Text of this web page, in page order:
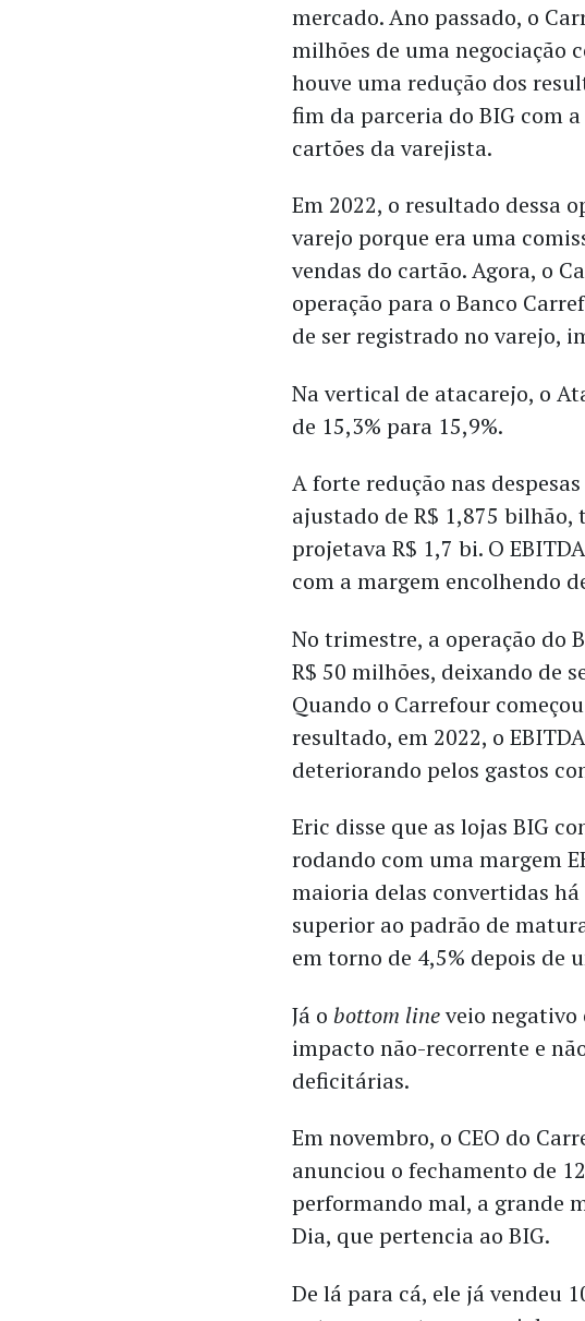
mercado. Ano passado, o
milhões de uma negociação
houve uma redução dos
fim da parceria do BIG com
cartões da varejista.
Em 2022, o resultado dessa
varejo porque era uma
vendas do cartão. Agora, o
operação para o Banco
de ser registrado no varejo,
Na vertical de atacarejo, o
de 15,3% para 15,9%.
A forte redução nas
ajustado de R$ 1,875 bilhão,
projetava R$ 1,7 bi. O
com a margem encolhendo
No trimestre, a operação do
R$ 50 milhões, deixando de
Quando o Carrefour
resultado, em 2022, o
deteriorando pelos gastos
Eric disse que as lojas BIG
rodando com uma margem
maioria delas convertidas há
superior ao padrão de
em torno de 4,5% depois de
Já obottom lineveio negativo
impacto não-recorrente e
deficitárias.
Em novembro, o CEO do
anunciou o fechamento de
performando mal, a grande
Dia, que pertencia ao BIG.
De lá para cá, ele já vendeu